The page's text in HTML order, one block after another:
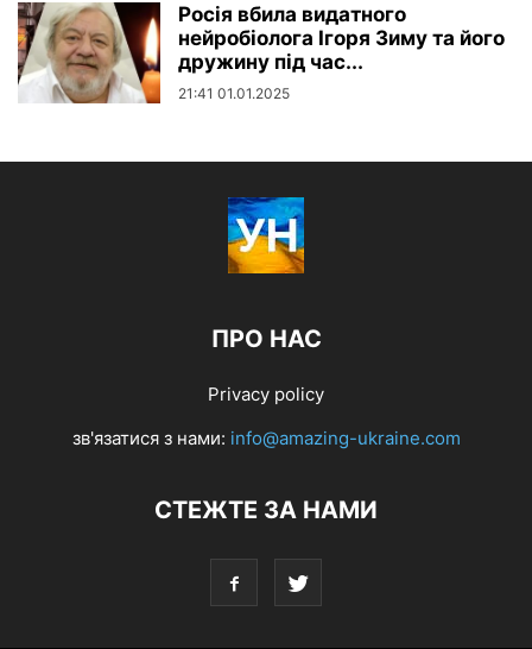
Росія вбила видатного
нейробіолога Ігоря Зиму та його
дружину під час...
21:41 01.01.2025
ПРО НАС
Privacy policy
зв'язатися з нами: info@amazing-ukraine.com
СТЕЖТЕ ЗА НАМИ